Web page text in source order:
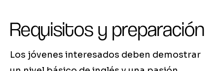
Requisitos y preparación
Los jóvenes interesados deben demostrar